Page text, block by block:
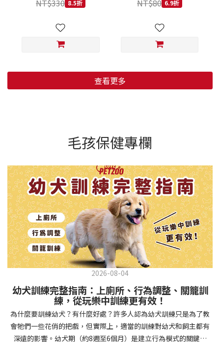
NT$330 8.5折
NT$80 6.9折
查看更多
毛孩保健專欄
2026-08-04
幼犬訓練完整指南：上廁所、行為調整、關籠訓
練，從玩樂中訓練更有效！
為什麼要訓練幼犬？有什麼好處？許多人認為幼犬訓練只是為了教
會牠們一些花俏的把戲，但實際上，適當的訓練對幼犬和飼主都有
深遠的影響。幼犬期（約8週至6個月）是建立行為模式的關鍵時